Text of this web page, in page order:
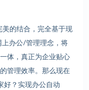
的结合，完全基于现
办公/管理理念，将
体，真正为企业贴心
管理效率。那么现在
好？实现办公自动